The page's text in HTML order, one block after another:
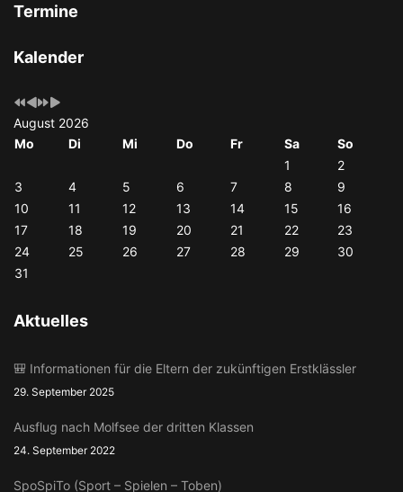
Termine
Kalender
Vorheriges
Jahr
Vorheriger
Monat
Nächstes
Jahr
Nächstes
Monat
August 2026
Mo
Di Mi Do Fr Sa
So
1
2
3
4 5 6 7 8
9
10
11 12 13 14 15
16
17
18 19 20 21 22
23
24
25 26 27 28 29
30
31
Aktuelles
🎒 Informationen für die Eltern der zukünftigen Erstklässler
29. September 2025
Ausflug nach Molfsee der dritten Klassen
24. September 2022
SpoSpiTo (Sport – Spielen – Toben)